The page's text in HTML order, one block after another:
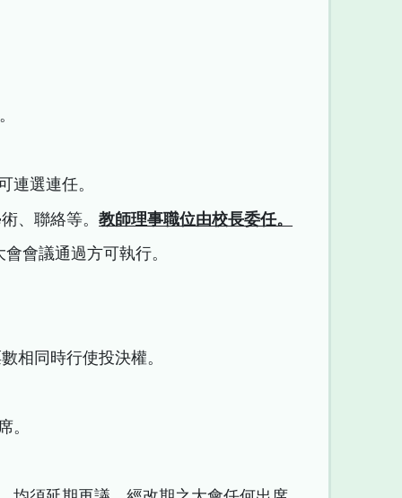
連選連任。
、聯絡等。教師理事職位由校長委任。
會議通過方可執行。
相同時行使投決權。
。